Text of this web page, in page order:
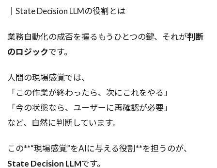
｜State Decision LLMの役割とは
業務自動化の成否を握るもうひとつの鍵、それが判断
のロジックです。
人間の現場感覚では、
「この作業が終わったら、次にこれをやる」
「今の状態なら、ユーザーに再確認が必要」
など、自然に判断しています。
この**“現場感覚”をAIに与える役割**を担うのが、
State Decision LLMです。